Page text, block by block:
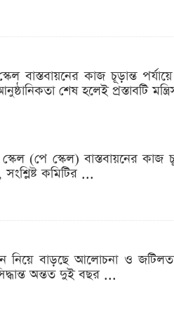
বাস্তবায়নের কাজ চূড়ান্ত
শেষ হলেই প্রস্তাবটি
(পে স্কেল) বাস্তবায়নের কাজ
কমিটির ...
নিয়ে বাড়ছে আলোচনা ও
অন্তত দুই বছর ...